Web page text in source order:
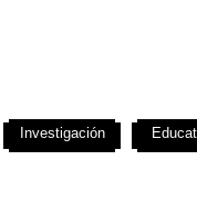
Investigación